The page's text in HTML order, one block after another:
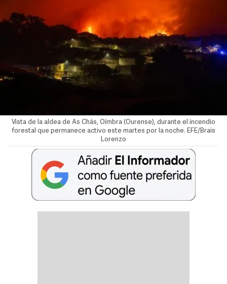
Vista de la aldea de As Chás, Oímbra (Ourense), durante el incendio
forestal que permanece activo este martes por la noche. EFE/Brais
Lorenzo